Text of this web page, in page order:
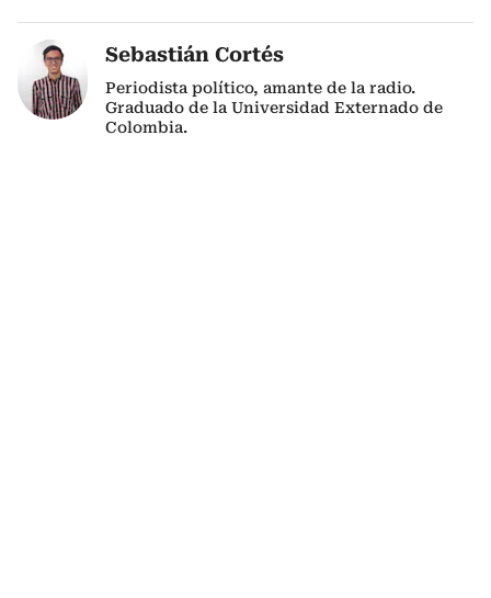
Sebastián Cortés
Periodista político, amante de la radio.
Graduado de la Universidad Externado de
Colombia.